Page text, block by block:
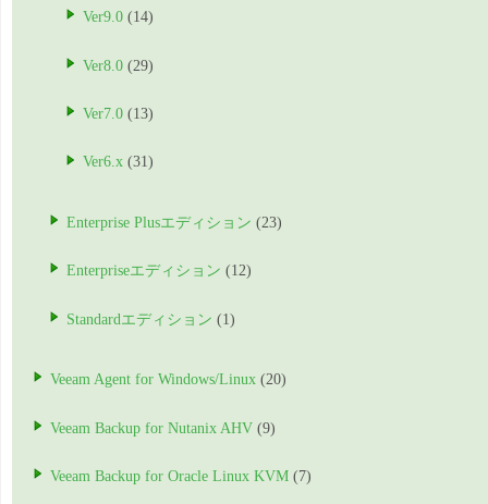
Ver9.0 (14)
Ver8.0 (29)
Ver7.0 (13)
Ver6.x (31)
Enterprise Plusエディション (23)
Enterpriseエディション (12)
Standardエディション (1)
Veeam Agent for Windows/Linux (20)
Veeam Backup for Nutanix AHV (9)
Veeam Backup for Oracle Linux KVM (7)